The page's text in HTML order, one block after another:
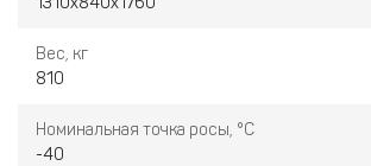
Вес, кг
810
Номинальная точка росы, °C
-40